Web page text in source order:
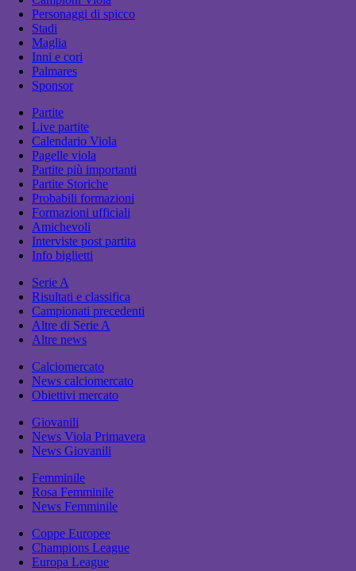
Personaggi di spicco
Stadi
Maglia
Inni e cori
Palmares
Sponsor
Partite
Live partite
Calendario Viola
Pagelle viola
Partite più importanti
Partite Storiche
Probabili formazioni
Formazioni ufficiali
Amichevoli
Interviste post partita
Info biglietti
Serie A
Risultati e classifica
Campionati precedenti
Altre di Serie A
Altre news
Calciomercato
News calciomercato
Obiettivi mercato
Giovanili
News Viola Primavera
News Giovanili
Femminile
Rosa Femminile
News Femminile
Coppe Europee
Champions League
Europa League